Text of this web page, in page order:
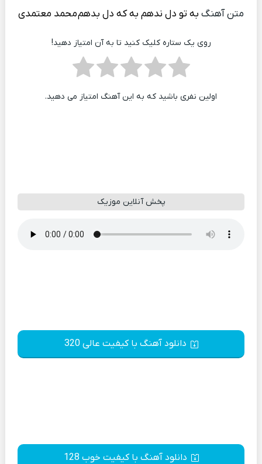
متن آهنگ به تو دل ندهم به که دل بدهممحمد معتمدی
روی یک ستاره کلیک کنید تا به آن امتیاز دهید!
اولین نفری باشید که به این آهنگ امتیاز می دهید.
پخش آنلاین موزیک
دانلود آهنگ با کیفیت عالی 320
دانلود آهنگ با کیفیت خوب 128